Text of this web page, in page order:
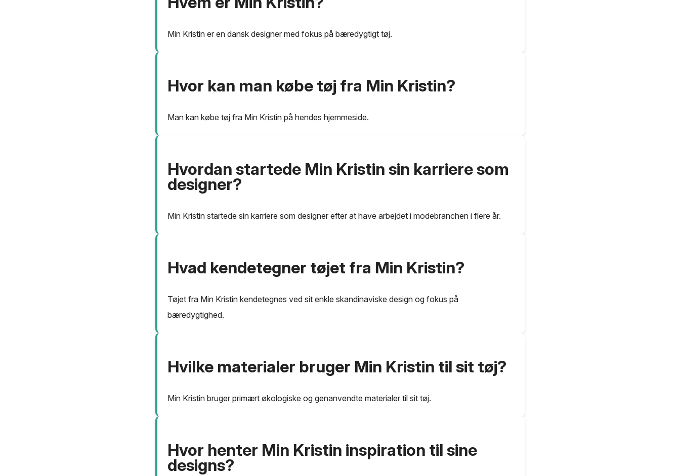
Min Kristin er en dansk designer med fokus på bæredygtigt tøj.
Hvor kan man købe tøj fra Min Kristin?
Man kan købe tøj fra Min Kristin på hendes hjemmeside.
Hvordan startede Min Kristin sin karriere som
designer?
Min Kristin startede sin karriere som designer efter at have arbejdet i modebranchen i flere år.
Hvad kendetegner tøjet fra Min Kristin?
Tøjet fra Min Kristin kendetegnes ved sit enkle skandinaviske design og fokus på
bæredygtighed.
Hvilke materialer bruger Min Kristin til sit tøj?
Min Kristin bruger primært økologiske og genanvendte materialer til sit tøj.
Hvor henter Min Kristin inspiration til sine
designs?